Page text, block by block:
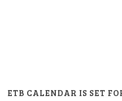
ETB CALENDAR IS SET